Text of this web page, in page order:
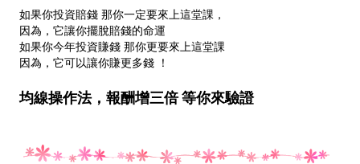
如果你投資賠錢 那你一定要來上這堂課，
因為，它讓你擺脫賠錢的命運
如果你今年投資賺錢 那你更要來上這堂課
因為，它可以讓你賺更多錢 ！
均線操作法，報酬增三倍 等你來驗證